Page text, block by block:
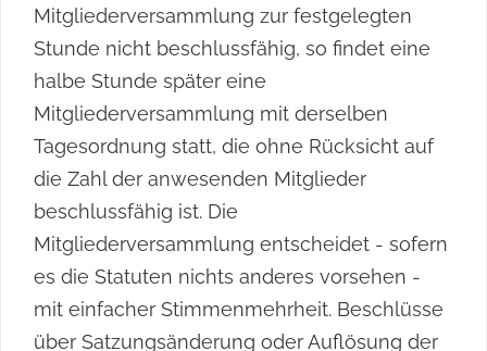
Mitgliederversammlung zur festgelegten
Stunde nicht beschlussfähig, so findet eine
halbe Stunde später eine
Mitgliederversammlung mit derselben
Tagesordnung statt, die ohne Rücksicht auf
die Zahl der anwesenden Mitglieder
beschlussfähig ist. Die
Mitgliederversammlung entscheidet - sofern
es die Statuten nichts anderes vorsehen -
mit einfacher Stimmenmehrheit. Beschlüsse
über Satzungsänderung oder Auflösung der